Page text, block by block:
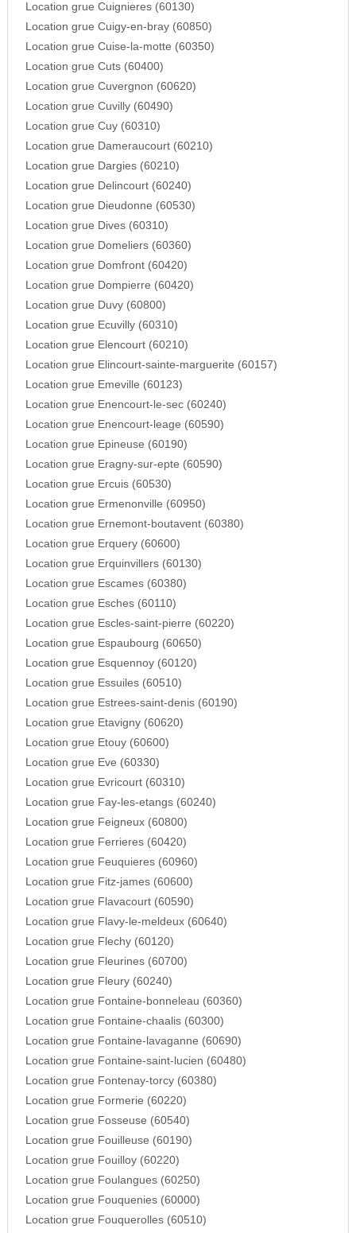
Location grue Cuignieres (60130)
Location grue Cuigy-en-bray (60850)
Location grue Cuise-la-motte (60350)
Location grue Cuts (60400)
Location grue Cuvergnon (60620)
Location grue Cuvilly (60490)
Location grue Cuy (60310)
Location grue Dameraucourt (60210)
Location grue Dargies (60210)
Location grue Delincourt (60240)
Location grue Dieudonne (60530)
Location grue Dives (60310)
Location grue Domeliers (60360)
Location grue Domfront (60420)
Location grue Dompierre (60420)
Location grue Duvy (60800)
Location grue Ecuvilly (60310)
Location grue Elencourt (60210)
Location grue Elincourt-sainte-marguerite (60157)
Location grue Emeville (60123)
Location grue Enencourt-le-sec (60240)
Location grue Enencourt-leage (60590)
Location grue Epineuse (60190)
Location grue Eragny-sur-epte (60590)
Location grue Ercuis (60530)
Location grue Ermenonville (60950)
Location grue Ernemont-boutavent (60380)
Location grue Erquery (60600)
Location grue Erquinvillers (60130)
Location grue Escames (60380)
Location grue Esches (60110)
Location grue Escles-saint-pierre (60220)
Location grue Espaubourg (60650)
Location grue Esquennoy (60120)
Location grue Essuiles (60510)
Location grue Estrees-saint-denis (60190)
Location grue Etavigny (60620)
Location grue Etouy (60600)
Location grue Eve (60330)
Location grue Evricourt (60310)
Location grue Fay-les-etangs (60240)
Location grue Feigneux (60800)
Location grue Ferrieres (60420)
Location grue Feuquieres (60960)
Location grue Fitz-james (60600)
Location grue Flavacourt (60590)
Location grue Flavy-le-meldeux (60640)
Location grue Flechy (60120)
Location grue Fleurines (60700)
Location grue Fleury (60240)
Location grue Fontaine-bonneleau (60360)
Location grue Fontaine-chaalis (60300)
Location grue Fontaine-lavaganne (60690)
Location grue Fontaine-saint-lucien (60480)
Location grue Fontenay-torcy (60380)
Location grue Formerie (60220)
Location grue Fosseuse (60540)
Location grue Fouilleuse (60190)
Location grue Fouilloy (60220)
Location grue Foulangues (60250)
Location grue Fouquenies (60000)
Location grue Fouquerolles (60510)